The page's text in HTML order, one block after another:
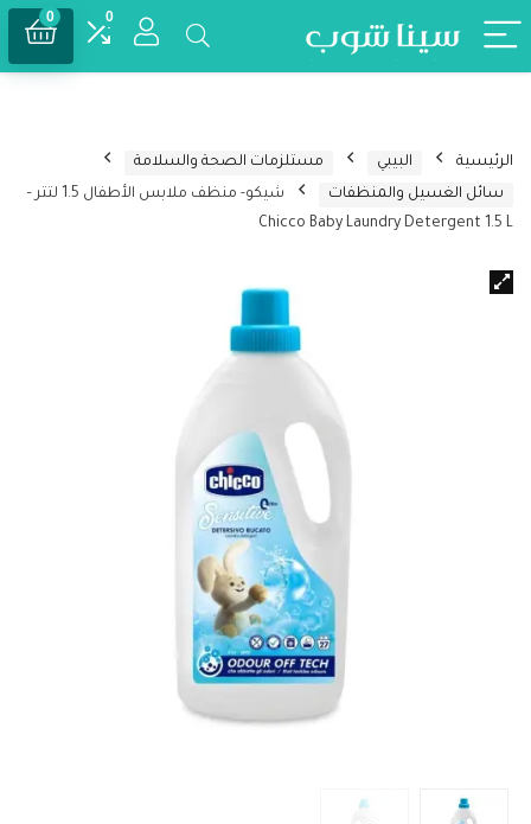
0
0
الرئيسية البيبي
مستلزمات الصحة والسلامة
سائل الغسيل والمنظفات
شيكو- منظف ملابس الأطفال 1.5 لتتر –
Chicco Baby Laundry Detergent 1.5 L